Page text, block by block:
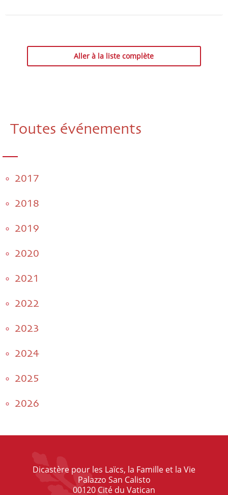
Aller à la liste complète
Toutes événements
2017
2018
2019
2020
2021
2022
2023
2024
2025
2026
Dicastère pour les Laïcs, la Famille et la Vie
Palazzo San Calisto
00120 Cité du Vatican